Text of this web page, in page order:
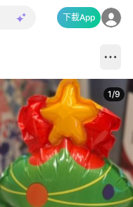
下載App
1/9